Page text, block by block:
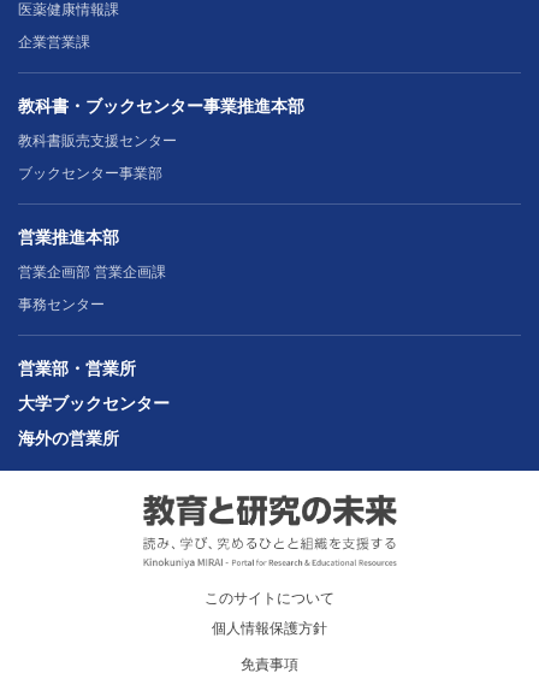
医薬健康情報課
企業営業課
教科書・ブックセンター事業推進本部
教科書販売支援センター
ブックセンター事業部
営業推進本部
営業企画部 営業企画課
事務センター
営業部・営業所
大学ブックセンター
海外の営業所
このサイトについて
個人情報保護方針
免責事項